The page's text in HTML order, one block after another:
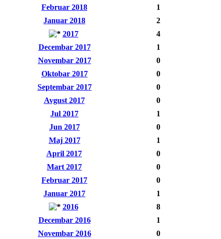
Februar 2018
1
Januar 2018
2
2017
4
Decembar 2017
1
Novembar 2017
0
Oktobar 2017
0
Septembar 2017
0
Avgust 2017
0
Jul 2017
1
Jun 2017
0
Maj 2017
1
April 2017
0
Mart 2017
0
Februar 2017
0
Januar 2017
1
2016
8
Decembar 2016
1
Novembar 2016
0